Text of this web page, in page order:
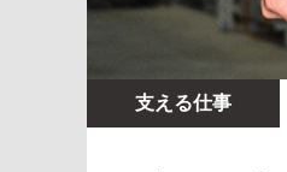
支える仕事